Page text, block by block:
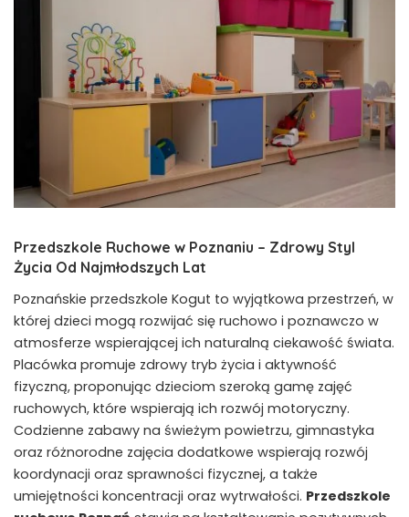
Przedszkole Ruchowe w Poznaniu – Zdrowy Styl
Życia Od Najmłodszych Lat
Poznańskie przedszkole Kogut to wyjątkowa przestrzeń, w
której dzieci mogą rozwijać się ruchowo i poznawczo w
atmosferze wspierającej ich naturalną ciekawość świata.
Placówka promuje zdrowy tryb życia i aktywność
fizyczną, proponując dzieciom szeroką gamę zajęć
ruchowych, które wspierają ich rozwój motoryczny.
Codzienne zabawy na świeżym powietrzu, gimnastyka
oraz różnorodne zajęcia dodatkowe wspierają rozwój
koordynacji oraz sprawności fizycznej, a także
umiejętności koncentracji oraz wytrwałości. Przedszkole